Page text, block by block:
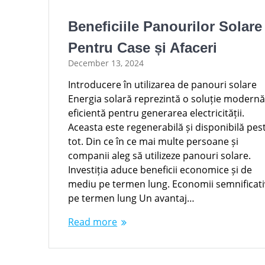
Beneficiile Panourilor Solare
Pentru Case și Afaceri
December 13, 2024
Introducere în utilizarea de panouri solare
Energia solară reprezintă o soluție
eficientă pentru generarea electricității.
Aceasta este regenerabilă și disponibilă
tot. Din ce în ce mai multe persoane și
companii aleg să utilizeze panouri solare.
Investiția aduce beneficii economice și de
mediu pe termen lung. Economii
pe termen lung Un avantaj…
Read more